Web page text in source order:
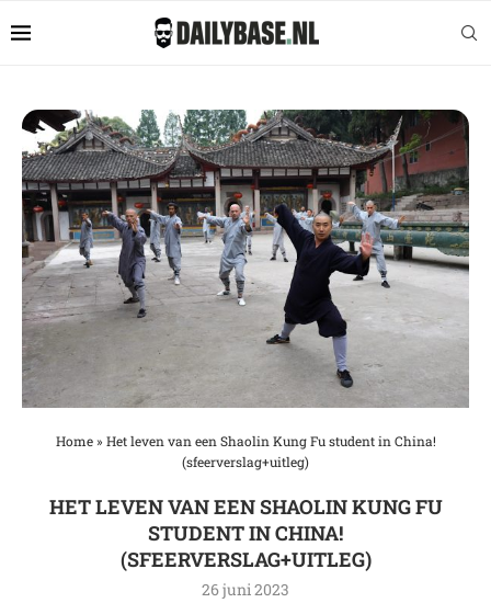
Home» Het leven van een Shaolin Kung Fu student in China!
(sfeerverslag+uitleg)
HET LEVEN VAN EEN SHAOLIN KUNG FU
STUDENT IN CHINA!
(SFEERVERSLAG+UITLEG)
26 juni 2023